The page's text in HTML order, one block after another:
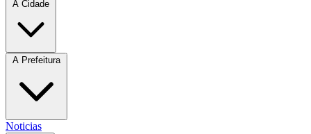
A Cidade
A Prefeitura
Noticias